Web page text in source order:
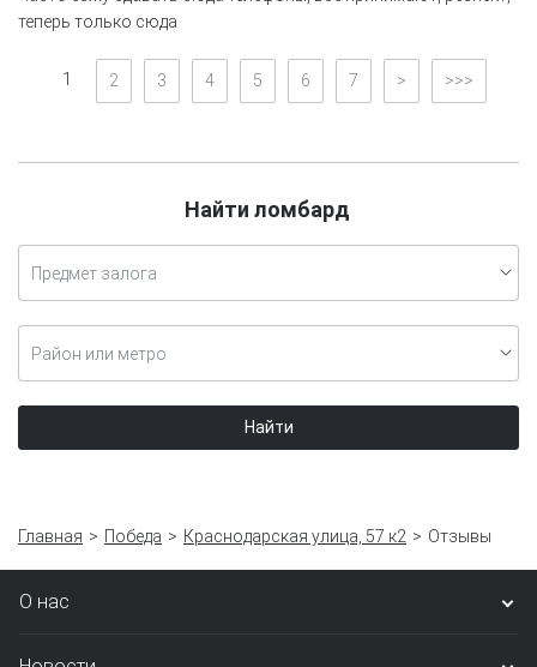
теперь только сюда
1 2 3 4 5 6 7 > >>>
Найти ломбард
Предмет залога
Район или метро
Найти
Главная Победа Краснодарская улица, 57 к2 Отзывы
О нас